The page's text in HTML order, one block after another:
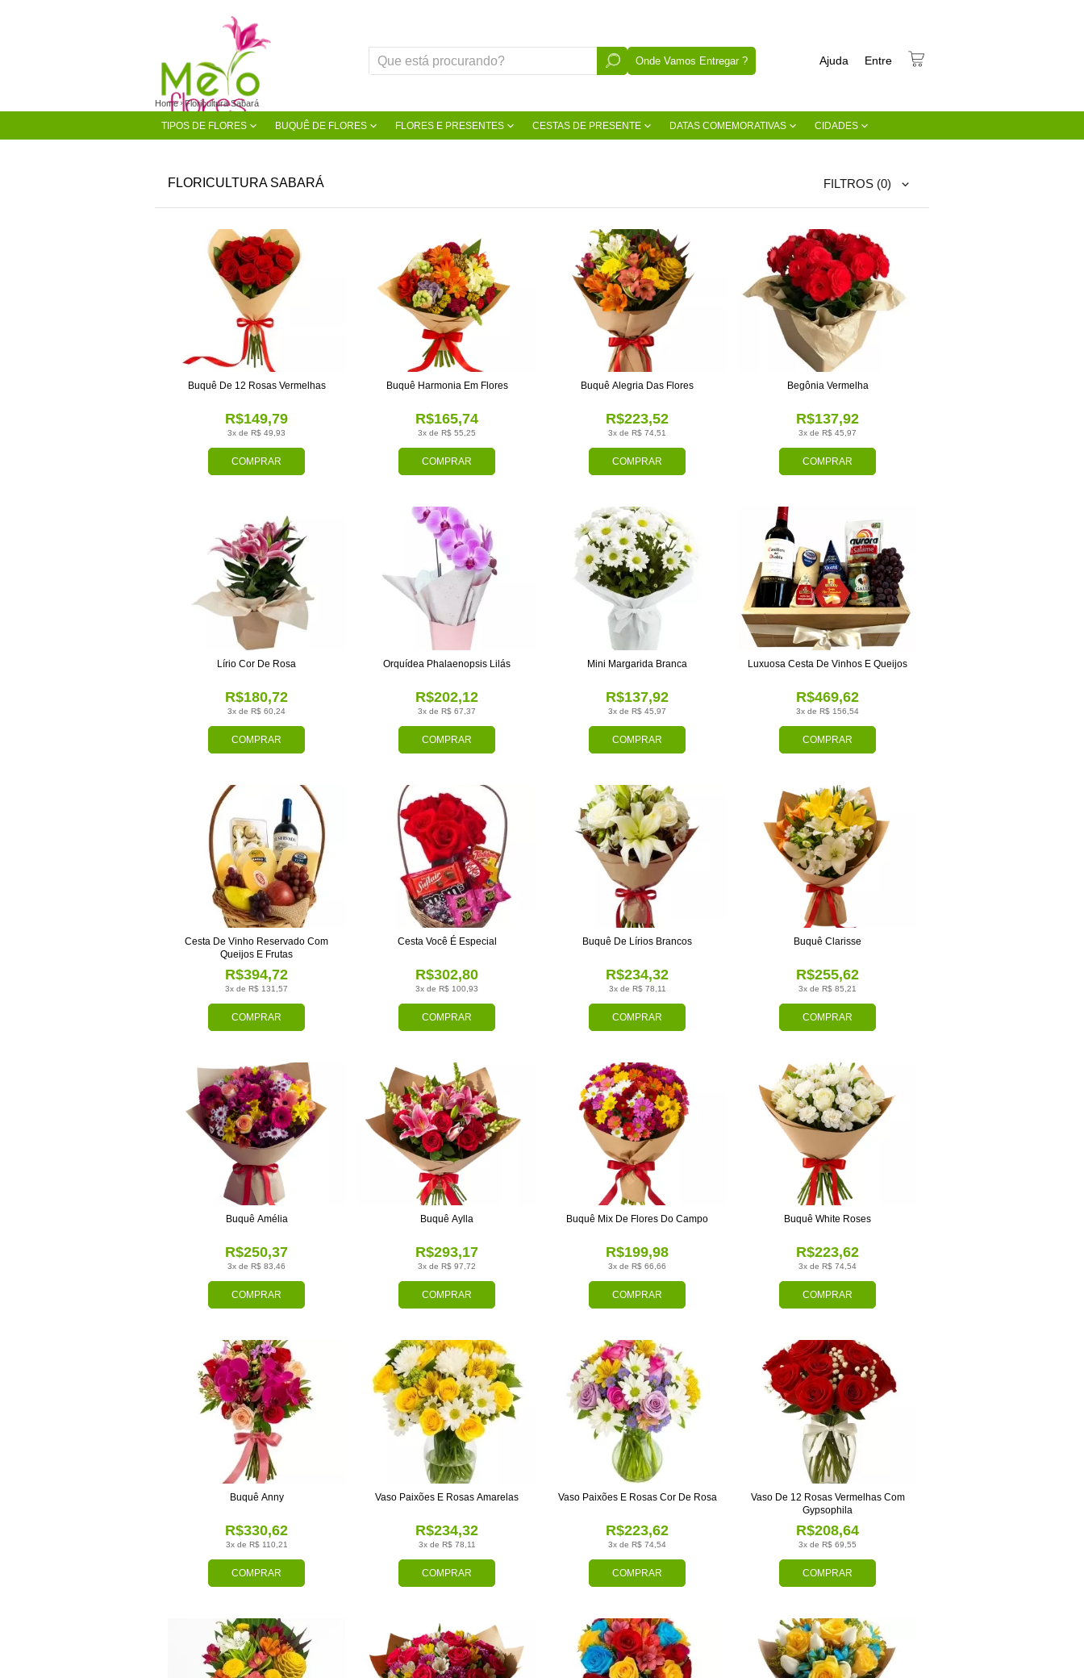
Onde Vamos Entregar ? Entre
Ajuda
TIPOS DE FLORES BUQUÊ DE FLORES FLORES E PRESENTES CESTAS DE PRESENTE DATAS COMEMORATIVAS CIDADES
Home Floricultura Sabará
FLORICULTURA SABARÁ FILTROS (0)
COMPRAR
3x de R$ 49,93
R$149,79
Buquê De 12 Rosas Vermelhas
COMPRAR
3x de R$ 55,25
R$165,74
Buquê Harmonia Em Flores
COMPRAR
3x de R$ 74,51
R$223,52
Buquê Alegria Das Flores
COMPRAR
3x de R$ 45,97
R$137,92
Begônia Vermelha
COMPRAR
3x de R$ 60,24
R$180,72
Lírio Cor De Rosa
COMPRAR
3x de R$ 67,37
R$202,12
Orquídea Phalaenopsis Lilás
COMPRAR
3x de R$ 45,97
R$137,92
Mini Margarida Branca
COMPRAR
3x de R$ 156,54
R$469,62
Luxuosa Cesta De Vinhos E Queijos
COMPRAR
3x de R$ 131,57
R$394,72
Cesta De Vinho Reservado Com
Queijos E Frutas
COMPRAR
3x de R$ 100,93
R$302,80
Cesta Você É Especial
COMPRAR
3x de R$ 78,11
R$234,32
Buquê De Lírios Brancos
COMPRAR
3x de R$ 85,21
R$255,62
Buquê Clarisse
COMPRAR
3x de R$ 83,46
R$250,37
Buquê Amélia
COMPRAR
3x de R$ 97,72
R$293,17
Buquê Aylla
COMPRAR
3x de R$ 66,66
R$199,98
Buquê Mix De Flores Do Campo
COMPRAR
3x de R$ 74,54
R$223,62
Buquê White Roses
COMPRAR
3x de R$ 110,21
R$330,62
Buquê Anny
COMPRAR
3x de R$ 78,11
R$234,32
Vaso Paixões E Rosas Amarelas
COMPRAR
3x de R$ 74,54
R$223,62
Vaso Paixões E Rosas Cor De Rosa
COMPRAR
3x de R$ 69,55
R$208,64
Vaso De 12 Rosas Vermelhas Com
Gypsophila